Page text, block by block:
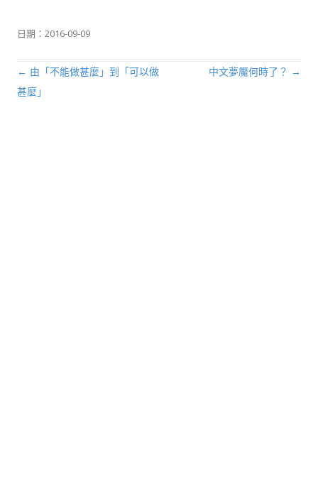
日期： 2016-09-09
文章導航列
← 由「不能做甚麼」到「可以做
甚麼」
中文夢魘何時了？ →